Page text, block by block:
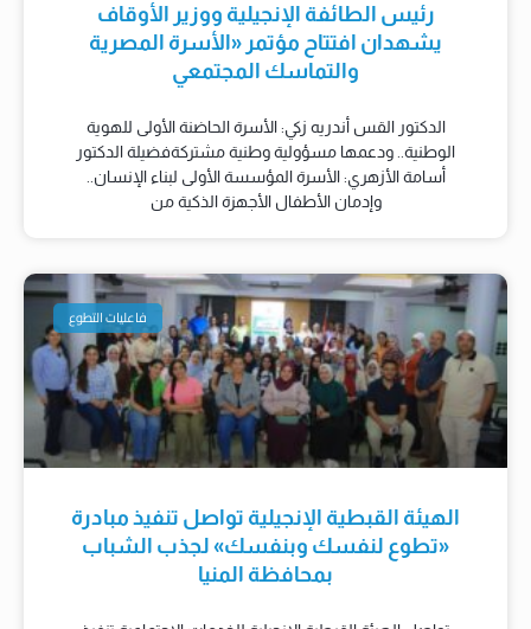
رئيس الطائفة الإنجيلية ووزير الأوقاف
يشهدان افتتاح مؤتمر «الأسرة المصرية
والتماسك المجتمعي
الدكتور القس أندريه زكي: الأسرة الحاضنة الأولى للهوية
الوطنية.. ودعمها مسؤولية وطنية مشتركةفضيلة الدكتور
أسامة الأزهري: الأسرة المؤسسة الأولى لبناء الإنسان..
وإدمان الأطفال الأجهزة الذكية من
فاعليات التطوع
الهيئة القبطية الإنجيلية تواصل تنفيذ مبادرة
«تطوع لنفسك وبنفسك» لجذب الشباب
بمحافظة المنيا